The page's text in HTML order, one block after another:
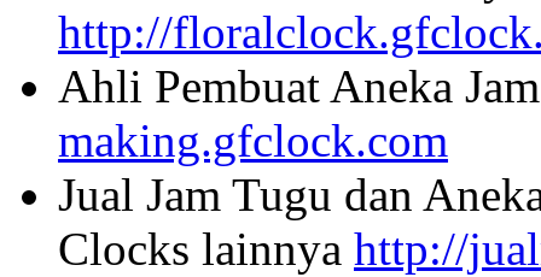
http://
Ahli Pembuat Aneka
making.gfclock.com
Jual Jam Tugu dan
Clocks lainnya http://